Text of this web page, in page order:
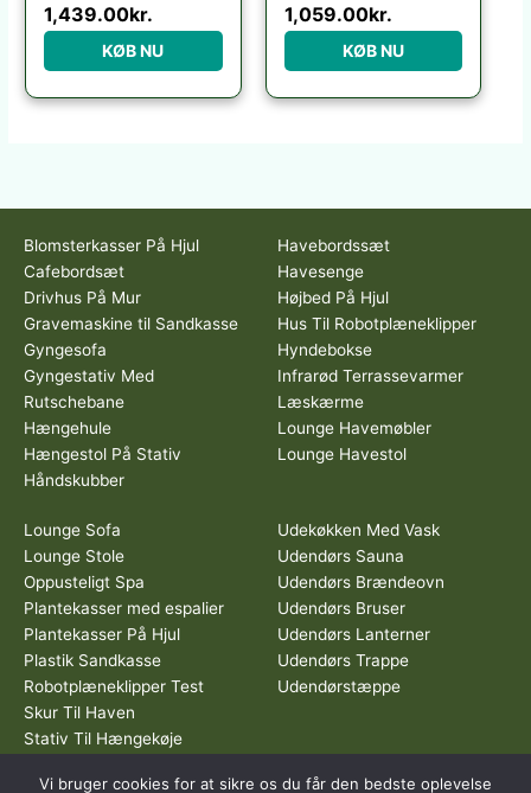
1,439.00kr.
KØB NU
1,059.00kr.
KØB NU
Blomsterkasser På Hjul
Cafebordsæt
Drivhus På Mur
Gravemaskine til Sandkasse
Gyngesofa
Gyngestativ Med
Rutschebane
Hængehule
Hængestol På Stativ
Håndskubber
Havebordssæt
Havesenge
Højbed På Hjul
Hus Til Robotplæneklipper
Hyndebokse
Infrarød Terrassevarmer
Læskærme
Lounge Havemøbler
Lounge Havestol
Lounge Sofa
Lounge Stole
Oppusteligt Spa
Plantekasser med espalier
Plantekasser På Hjul
Plastik Sandkasse
Robotplæneklipper Test
Skur Til Haven
Stativ Til Hængekøje
Udekøkken Med Vask
Udendørs Sauna
Udendørs Brændeovn
Udendørs Bruser
Udendørs Lanterner
Udendørs Trappe
Udendørstæppe
Vi bruger cookies for at sikre os du får den bedste oplevelse